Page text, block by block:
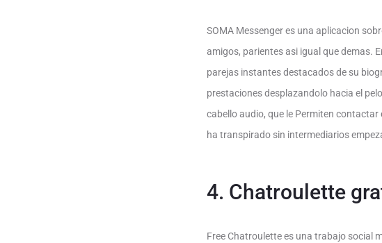
SOMA Messenger es una aplicacion
amigos, parientes asi­ igual que demas.
parejas instantes destacados de su
prestaciones desplazandolo hacia el
cabello audio, que le Permiten
ha transpirado sin intermediarios
4. Chatroulette
Free Chatroulette es una trabajo social